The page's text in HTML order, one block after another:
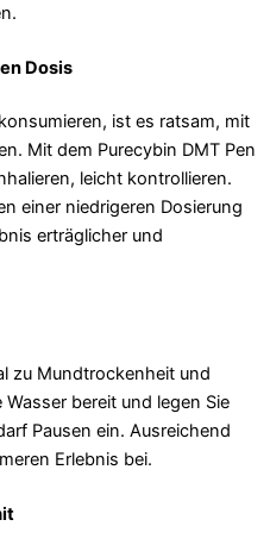
Dosis
ist es ratsam, mit
Mit dem Purecybin DMT Pen
leicht kontrollieren.
einer niedrigeren Dosierung
erträglicher und
zu Mundtrockenheit und
bereit und legen Sie
Pausen ein. Ausreichend
Erlebnis bei.